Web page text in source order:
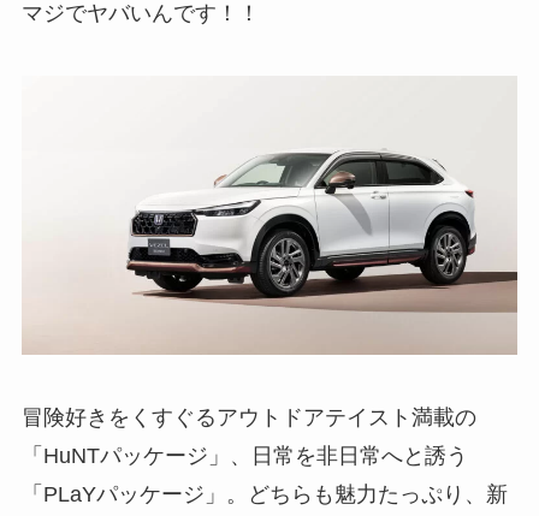
マジでヤバいんです！！
冒険好きをくすぐるアウトドアテイスト満載の
「HuNTパッケージ」、日常を非日常へと誘う
「PLaYパッケージ」。どちらも魅力たっぷり、新